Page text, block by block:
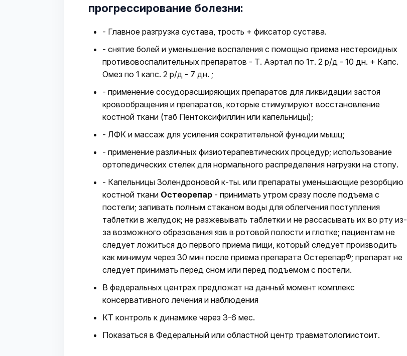
прогрессирование болезни:
- Главное разгрузка сустава, трость + фиксатор сустава.
- снятие болей и уменьшение воспаления с помощью приема нестероидных
противовоспалительных препаратов - Т. Аэртал по 1т. 2 р/д - 10 дн. + Капс.
Омез по 1 капс. 2 р/д - 7 дн. ;
- применение сосудорасширяющих препаратов для ликвидации застоя
кровообращения и препаратов, которые стимулируют восстановление
костной ткани (таб Пентоксифиллин или капельницы);
- ЛФК и массаж для усиления сократительной функции мышц;
- применение различных физиотерапевтических процедур; использование
ортопедических стелек для нормального распределения нагрузки на стопу.
- Капельницы Золендроновой к-ты. или препараты уменьшающие резорбцию
костной ткани Остеорепар - принимать утром сразу после подъема с
постели; запивать полным стаканом воды для облегчения поступления
таблетки в желудок; не разжевывать таблетки и не рассасывать их во рту из-
за возможного образования язв в ротовой полости и глотке; пациентам не
следует ложиться до первого приема пищи, который следует производить
как минимум через 30 мин после приема препарата Остерепар®; препарат не
следует принимать перед сном или перед подъемом с постели.
В федеральных центрах предложат на данный момент комплекс
консервативного лечения и наблюдения
КТ контроль к динамике через 3-6 мес.
Показаться в Федеральный или областной центр травматологиистоит.